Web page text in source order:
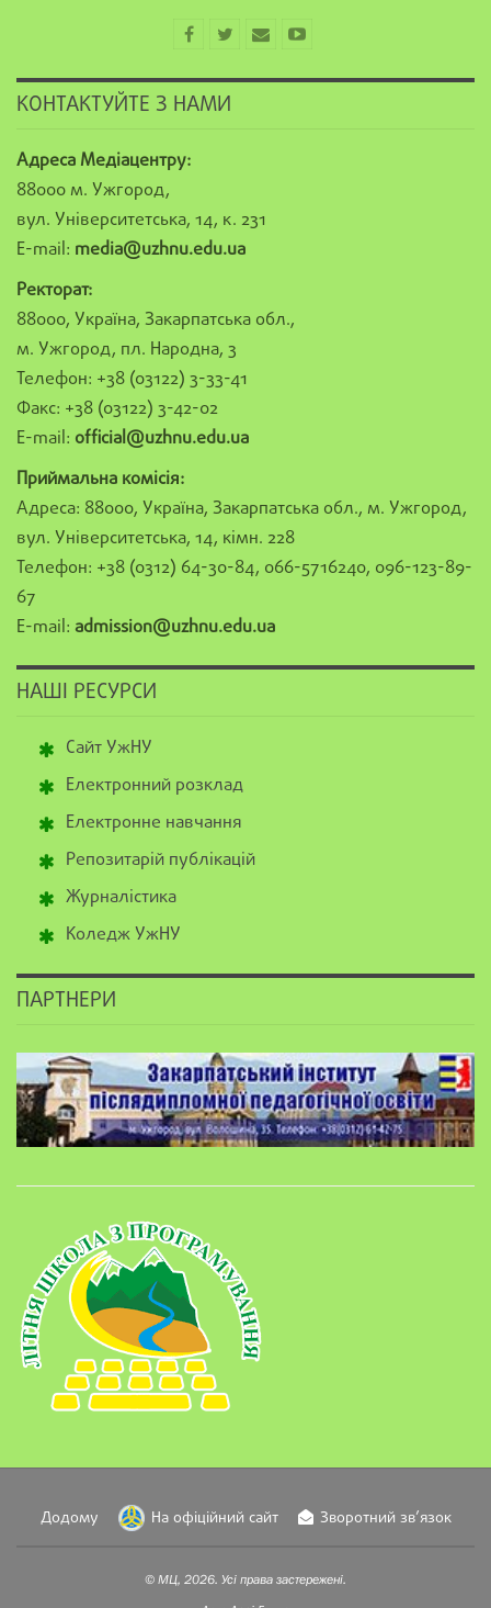
КОНТАКТУЙТЕ З НАМИ
Адреса Медіацентру:
88000 м. Ужгород,
вул. Університетська, 14, к. 231
E-mail: media@uzhnu.edu.ua
Ректорат:
88000, Україна, Закарпатська обл.,
м. Ужгород, пл. Народна, 3
Телефон: +38 (03122) 3-33-41
Факс: +38 (03122) 3-42-02
E-mail: official@uzhnu.edu.ua
Приймальна комісія:
Адреса: 88000, Україна, Закарпатська обл., м. Ужгород,
вул. Університетська, 14, кімн. 228
Телефон: +38 (0312) 64-30-84, 066-5716240, 096-123-89-
67
E-mail: admission@uzhnu.edu.ua
НАШІ РЕСУРСИ
Сайт УжНУ
Електронний розклад
Електронне навчання
Репозитарій публікацій
Журналістика
Коледж УжНУ
ПАРТНЕРИ
Додому На офіційний сайт Зворотний зв’язок
© МЦ, 2026. Усі права застережені.